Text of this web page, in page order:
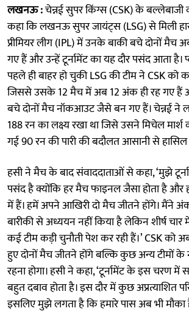
लखनऊ :चेन्नई सुपर किंग्स (CSK) के
कहा कि लखनऊ सुपर जायंट्स (LSG) से मिली
प्रीमियर लीग (IPL) में उनके बाकी बचे दोनों
गए हैं और उन्हें टूर्नामेंट का यह दौर पसंद आता
पहले ही बाहर हो चुकी LSG की टीम ने CSK को
जिससे उसके 12 मैच में अब 12 अंक ही रह गए हैं
बचे दोनों मैच नॉकआउट जैसे बन गए हैं। चेन्नई
188 रन का लक्ष्य रखा था जिसे उसने मिचेल
गई 90 रन की पारी की बदौलत आसानी से
हसी ने मैच के बाद संवाददाताओं से कहा, ‘मुझे
पसंद है क्योंकि हर मैच फाइनल जैसा होता है और
में हैं। हमें अपने आखिरी दो मैच जीतने होंगे। मैंने
बारीकी से अध्ययन नहीं किया है लेकिन शीर्ष
कई टीम कड़ी चुनौती पेश कर रही हैं।’ CSK
हुए दोनों मैच जीतने होंगे बल्कि कुछ अन्य टीमों के
रहना होगा। हसी ने कहा, ‘टूर्नामेंट के इस चरण में
बहुत दबाव होता है। इस दौर में कुछ अप्रत्याशित
इसलिए मुझे लगता है कि हमारे पास अब भी मौका